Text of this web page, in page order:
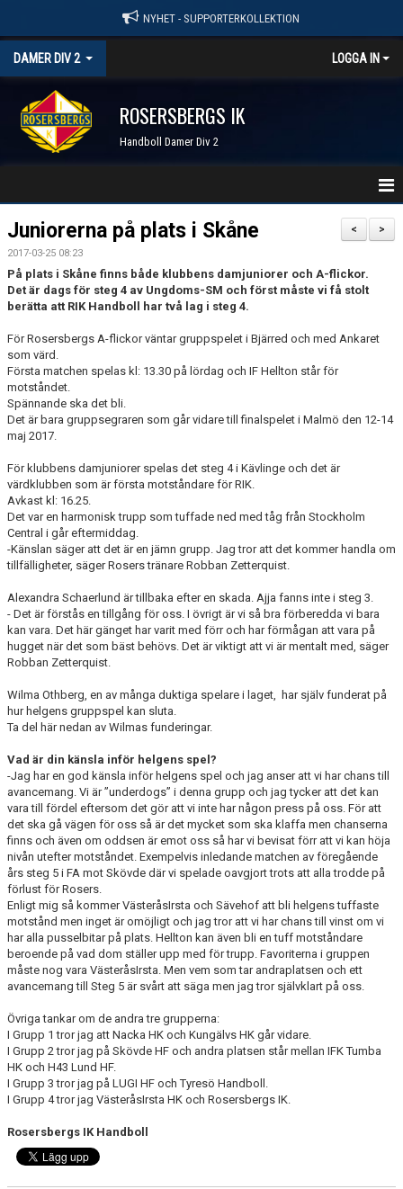
NYHET - SUPPORTERKOLLEKTION
DAMER DIV 2 LOGGA IN
ROSERSBERGS IK
Handboll Damer Div 2
STARTSIDA
NYHETER
KALENDER
TRUPPEN
SERIER & RESULTAT
KONTAKT
BILDGALLERI
MATCHER
>
<
Juniorerna på plats i Skåne
2017-03-25 08:23
På plats i Skåne finns både klubbens damjuniorer och A-flickor.
Det är dags för steg 4 av Ungdoms-SM och först måste vi få stolt
berätta att RIK Handboll har två lag i steg 4.
För Rosersbergs A-flickor väntar gruppspelet i Bjärred och med Ankaret
som värd.
Första matchen spelas kl: 13.30 på lördag och IF Hellton står för
motståndet.
Spännande ska det bli.
Det är bara gruppsegraren som går vidare till finalspelet i Malmö den 12-14
maj 2017.
För klubbens damjuniorer spelas det steg 4 i Kävlinge och det är
värdklubben som är första motståndare för RIK.
Avkast kl: 16.25.
Det var en harmonisk trupp som tuffade ned med tåg från Stockholm
Central i går eftermiddag.
-Känslan säger att det är en jämn grupp. Jag tror att det kommer handla om
tillfälligheter, säger Rosers tränare Robban Zetterquist.
Alexandra Schaerlund är tillbaka efter en skada. Ajja fanns inte i steg 3.
- Det är förstås en tillgång för oss. I övrigt är vi så bra förberedda vi bara
kan vara. Det här gänget har varit med förr och har förmågan att vara på
hugget när det som bäst behövs. Det är viktigt att vi är mentalt med, säger
Robban Zetterquist.
Wilma Othberg, en av många duktiga spelare i laget, har själv funderat på
hur helgens gruppspel kan sluta.
Ta del här nedan av Wilmas funderingar.
Vad är din känsla inför helgens spel?
-Jag har en god känsla inför helgens spel och jag anser att vi har chans till
avancemang. Vi är ”underdogs” i denna grupp och jag tycker att det kan
vara till fördel eftersom det gör att vi inte har någon press på oss. För att
det ska gå vägen för oss så är det mycket som ska klaffa men chanserna
finns och även om oddsen är emot oss så har vi bevisat förr att vi kan höja
nivån utefter motståndet. Exempelvis inledande matchen av föregående
års steg 5 i FA mot Skövde där vi spelade oavgjort trots att alla trodde på
förlust för Rosers.
Enligt mig så kommer VästeråsIrsta och Sävehof att bli helgens tuffaste
motstånd men inget är omöjligt och jag tror att vi har chans till vinst om vi
har alla pusselbitar på plats. Hellton kan även bli en tuff motståndare
beroende på vad dom ställer upp med för trupp. Favoriterna i gruppen
måste nog vara VästeråsIrsta. Men vem som tar andraplatsen och ett
avancemang till Steg 5 är svårt att säga men jag tror självklart på oss.
Övriga tankar om de andra tre grupperna:
I Grupp 1 tror jag att Nacka HK och Kungälvs HK går vidare.
I Grupp 2 tror jag på Skövde HF och andra platsen står mellan IFK Tumba
HK och H43 Lund HF.
I Grupp 3 tror jag på LUGI HF och Tyresö Handboll.
I Grupp 4 tror jag VästeråsIrsta HK och Rosersbergs IK.
Rosersbergs IK Handboll